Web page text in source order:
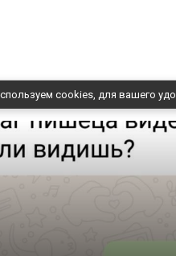
cookies, для вашего